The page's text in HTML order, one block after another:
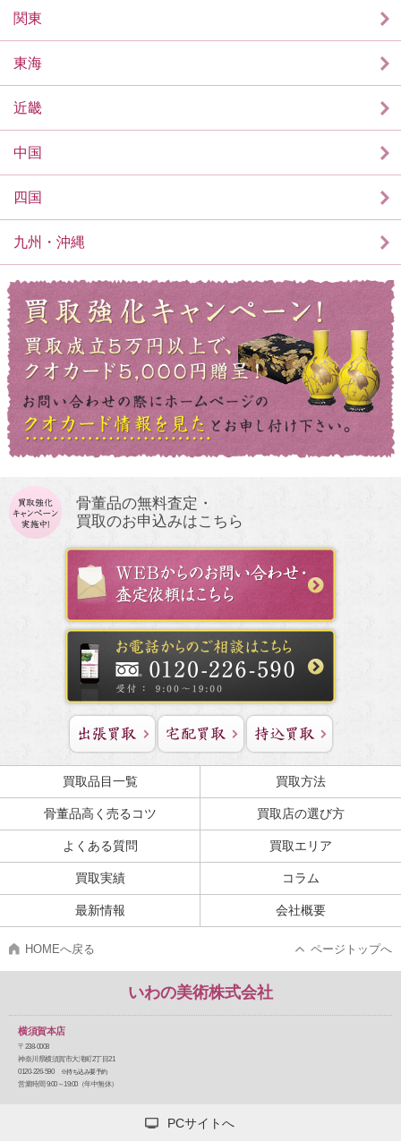
関東
東海
近畿
中国
四国
九州・沖縄
骨董品の無料査定・
買取のお申込みはこちら
買取品目一覧 買取方法
骨董品高く売るコツ 買取店の選び方
よくある質問 買取エリア
買取実績 コラム
最新情報 会社概要
HOMEへ戻る ページトップへ
いわの美術株式会社
横須賀本店
〒238-0008
神奈川県横須賀市大滝町2丁目21
0120-226-590
※持ち込み要予約
営業時間 9:00～19:00（年中無休）
PCサイトへ